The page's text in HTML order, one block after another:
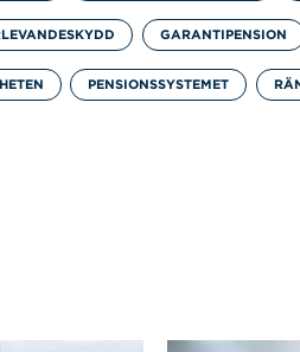
GARANTIPENSION
PENSIONSSYSTEMET